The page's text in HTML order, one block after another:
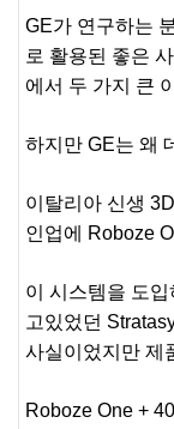
GE가 연구하는
로 활용된 좋은
에서 두 가지 큰
하지만 GE는 왜
이탈리아 신생
인업에 Roboze
이 시스템을 도
고있었던
사실이었지만 제
Roboze One +